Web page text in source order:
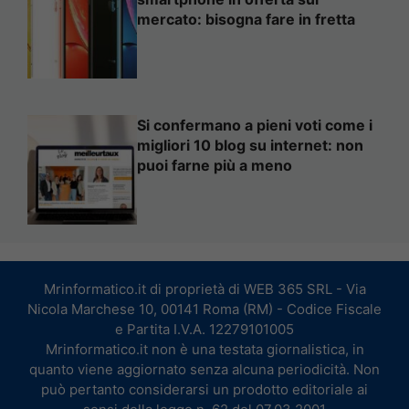
mercato: bisogna fare in fretta
Si confermano a pieni voti come i
migliori 10 blog su internet: non
puoi farne più a meno
Mrinformatico.it di proprietà di WEB 365 SRL - Via
Nicola Marchese 10, 00141 Roma (RM) - Codice Fiscale
e Partita I.V.A. 12279101005
Mrinformatico.it non è una testata giornalistica, in
quanto viene aggiornato senza alcuna periodicità. Non
può pertanto considerarsi un prodotto editoriale ai